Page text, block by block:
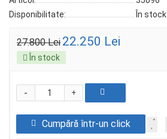
Disponibilitate:
În stock
27.800 Lei 22.250 Lei
În stock
+
-
Cumpără într-un click